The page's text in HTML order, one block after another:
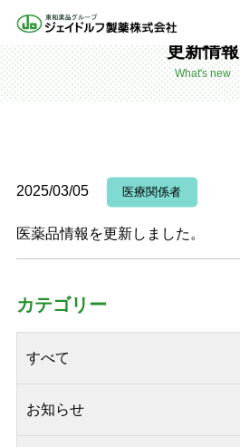
更新情報
What's new
2025/03/05 医療関係者
医薬品情報を更新しました。
カテゴリー
すべて
お知らせ